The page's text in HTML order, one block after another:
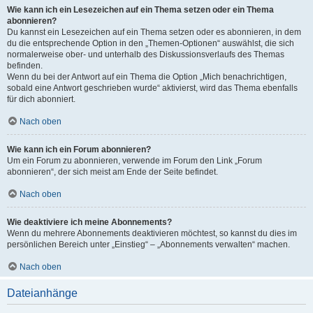
Wie kann ich ein Lesezeichen auf ein Thema setzen oder ein Thema
abonnieren?
Du kannst ein Lesezeichen auf ein Thema setzen oder es abonnieren, in dem
du die entsprechende Option in den „Themen-Optionen“ auswählst, die sich
normalerweise ober- und unterhalb des Diskussionsverlaufs des Themas
befinden.
Wenn du bei der Antwort auf ein Thema die Option „Mich benachrichtigen,
sobald eine Antwort geschrieben wurde“ aktivierst, wird das Thema ebenfalls
für dich abonniert.
Nach oben
Wie kann ich ein Forum abonnieren?
Um ein Forum zu abonnieren, verwende im Forum den Link „Forum
abonnieren“, der sich meist am Ende der Seite befindet.
Nach oben
Wie deaktiviere ich meine Abonnements?
Wenn du mehrere Abonnements deaktivieren möchtest, so kannst du dies im
persönlichen Bereich unter „Einstieg“ – „Abonnements verwalten“ machen.
Nach oben
Dateianhänge